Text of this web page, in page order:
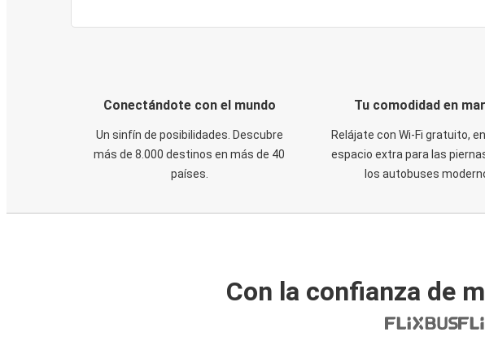
Conectándote con el mundo
Un sinfín de posibilidades. Descubre
más de 8.000 destinos en más de 40
países.
Tu comodidad en
Relájate con Wi-Fi gratuito,
espacio extra para las
los autobuses
Con la confianza de